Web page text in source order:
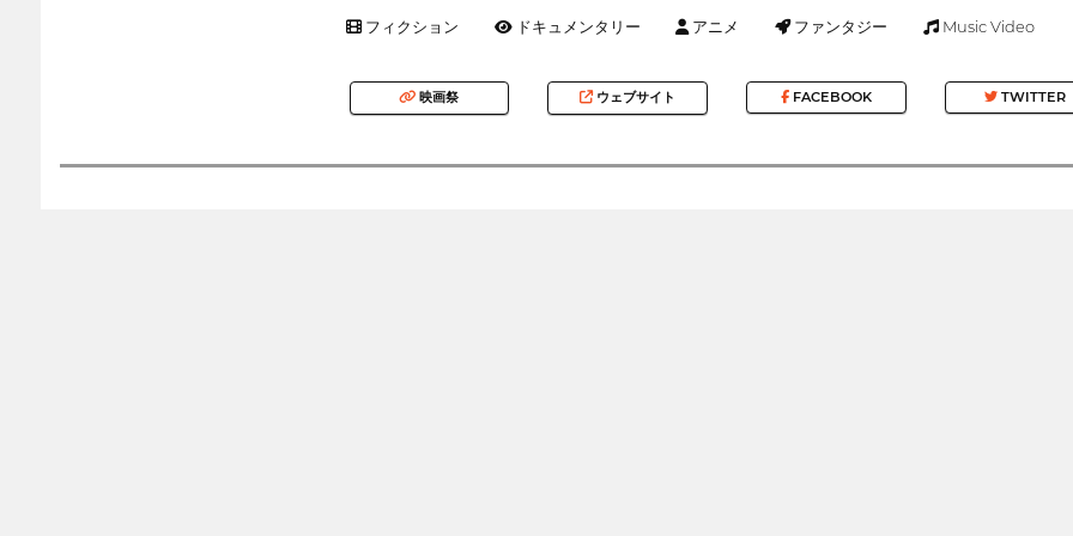
フィクション ドキュメンタリー アニメ ファンタジー Music Video
映画祭 ウェブサイト FACEBOOK TWITTER